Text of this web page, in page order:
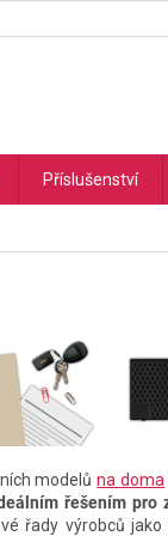
PODMÍNKY
Příslušenství
modelůna doma
řešením pro
řady výrobců jako